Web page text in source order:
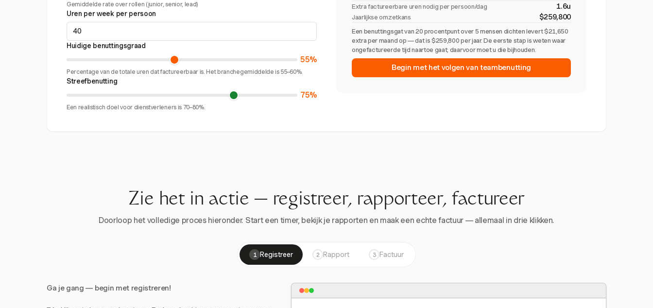
Gemiddelde rate over rollen (junior, senior, lead)
Uren per week per persoon
Huidige benuttingsgraad
55%
Percentage van de totale uren dat factureerbaar is. Het branchegemiddelde is 55–60%.
Streefbenutting
75%
Een realistisch doel voor dienstverleners is 70–80%.
Extra factureerbare uren nodig per persoon/dag 1.6u
Jaarlijkse omzetkans $259,800
Een benuttingsgat van 20 procentpunt over 5 mensen dichten levert $21,650
extra per maand op — dat is $259,800 per jaar. De eerste stap is weten waar
ongefactureerde tijd naartoe gaat; daarvoor moet u die bijhouden.
Begin met het volgen van teambenutting
Zie het in actie — registreer, rapporteer, factureer
Doorloop het volledige proces hieronder. Start een timer, bekijk je rapporten en maak een echte factuur — allemaal in drie klikken.
1 Registreer 2 Rapport 3 Factuur
Ga je gang — begin met registreren!